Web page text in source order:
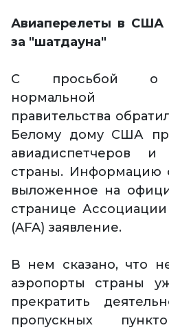
Авиаперелеты в США
за "шатдауна"
С просьбой о
нормальной
правительства
Белому дому США
авиадиспетчеров и
страны. Информацию
выложенное на
странице
(AFA) заявление.
В нем сказано, что
аэропорты страны
прекратить
пропускных